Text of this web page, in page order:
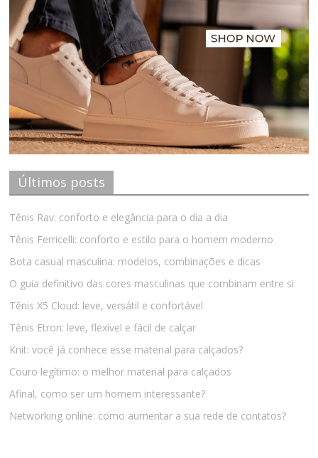
Últimos posts
Tênis Rav: conforto e elegância para o dia a dia
Tênis Ferricelli: conforto e estilo para o homem moderno
Bota casual masculina: modelos, combinações e dicas
O guia definitivo das cores masculinas que combinam entre si
Tênis X5 Cloud: leve, versátil e confortável
Tênis Etron: leve, flexível e fácil de calçar
Knit: você já conhece esse material para calçados?
Couro legítimo: o melhor material para calçados
Afinal, como ser um homem interessante?
Networking online: como aumentar a sua rede de contatos?